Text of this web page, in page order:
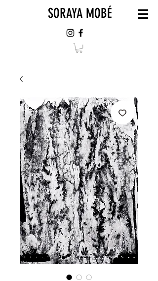
SORAYA MOBÉ